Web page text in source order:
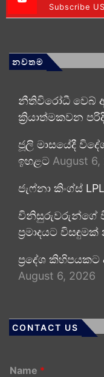
Subscribe US
නවතම
නීතිවිරෝධී වෙබ්
ක්‍රියාත්මකවන
ජූලි මාසයේදී
ඉහළට August 6,
ජැෆ්නා කිංග්ස්
විනිසුරුවරුන්ගේ
ප්‍රමාදයට විසඳුමක්
ප්‍රදේශ කිහිපයකට
August 6, 2026
CONTACT US
Name *